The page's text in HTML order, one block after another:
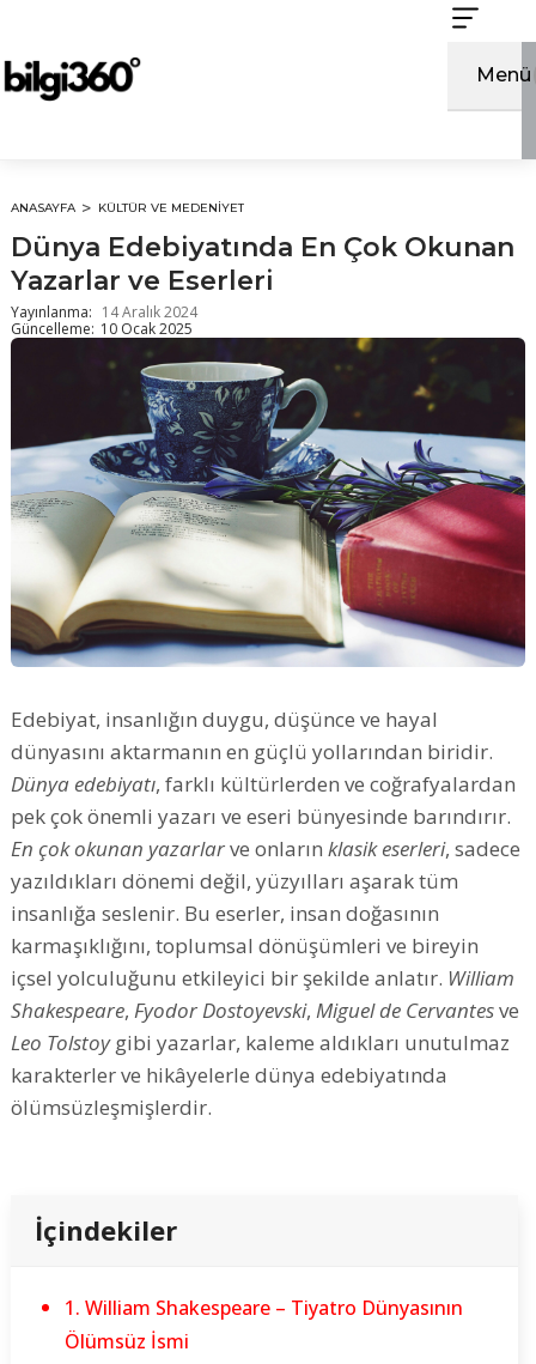
Menü
ANASAYFA KÜLTÜR VE MEDENIYET
Dünya Edebiyatında En Çok Okunan
Yazarlar ve Eserleri
Yayınlanma: 14 Aralık 2024
Güncelleme: 10 Ocak 2025
Edebiyat, insanlığın duygu, düşünce ve hayal
dünyasını aktarmanın en güçlü yollarından biridir.
Dünya edebiyatı, farklı kültürlerden ve coğrafyalardan
pek çok önemli yazarı ve eseri bünyesinde barındırır.
En çok okunan yazarlarve onlarınklasik eserleri, sadece
yazıldıkları dönemi değil, yüzyılları aşarak tüm
insanlığa seslenir. Bu eserler, insan doğasının
karmaşıklığını, toplumsal dönüşümleri ve bireyin
içsel yolculuğunu etkileyici bir şekilde anlatır. William
Shakespeare,Fyodor Dostoyevski,Miguel de Cervantesve
Leo Tolstoygibi yazarlar, kaleme aldıkları unutulmaz
karakterler ve hikâyelerle dünya edebiyatında
ölümsüzleşmişlerdir.
İçindekiler
1. William Shakespeare – Tiyatro Dünyasının
Ölümsüz İsmi